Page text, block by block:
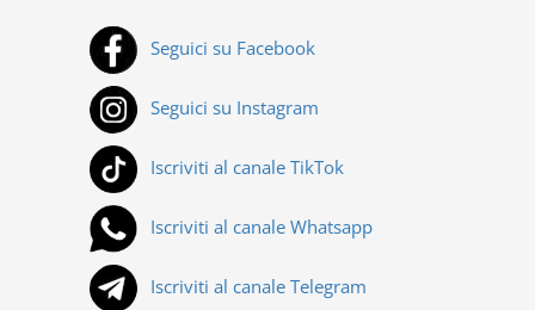
Seguici su Facebook
Seguici su Instagram
Iscriviti al canale TikTok
Iscriviti al canale Whatsapp
Iscriviti al canale Telegram